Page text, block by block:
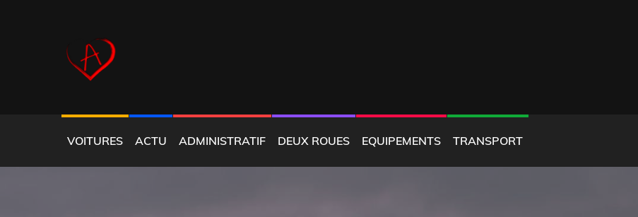
VOITURES ACTU ADMINISTRATIF DEUX ROUES EQUIPEMENTS TRANSPORT